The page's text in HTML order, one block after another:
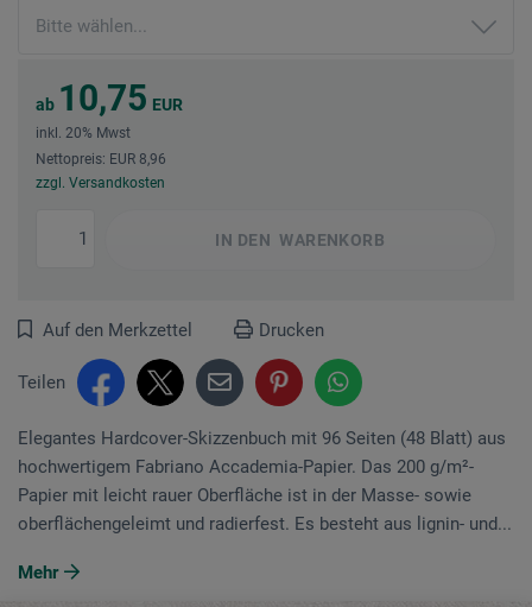
ab 10,75 EUR
inkl. 20% Mwst
Nettopreis: EUR 8,96
zzgl. Versandkosten
IN DEN WARENKORB
Auf den Merkzettel Drucken
Teilen
Elegantes Hardcover-Skizzenbuch mit 96 Seiten (48 Blatt) aus
hochwertigem Fabriano Accademia-Papier. Das 200 g/m²-
Papier mit leicht rauer Oberfläche ist in der Masse- sowie
oberflächengeleimt und radierfest. Es besteht aus lignin- und...
Mehr